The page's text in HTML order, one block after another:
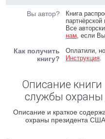
Вы автор?
Книга
Все
нам, если
Как получить
книгу?
Оплатили,
Инструкция.
Описание
службы
Описание и краткое
охраны президента